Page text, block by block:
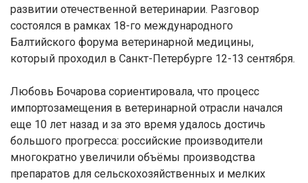
развитии отечественной ветеринарии. Разговор
состоялся в рамках 18-го международного
Балтийского форума ветеринарной медицины,
который проходил в Санкт-Петербурге 12-13 сентября.
Любовь Бочарова сориентировала, что процесс
импортозамещения в ветеринарной отрасли начался
еще 10 лет назад и за это время удалось достичь
большого прогресса: российские производители
многократно увеличили объёмы производства
препаратов для сельскохозяйственных и мелких